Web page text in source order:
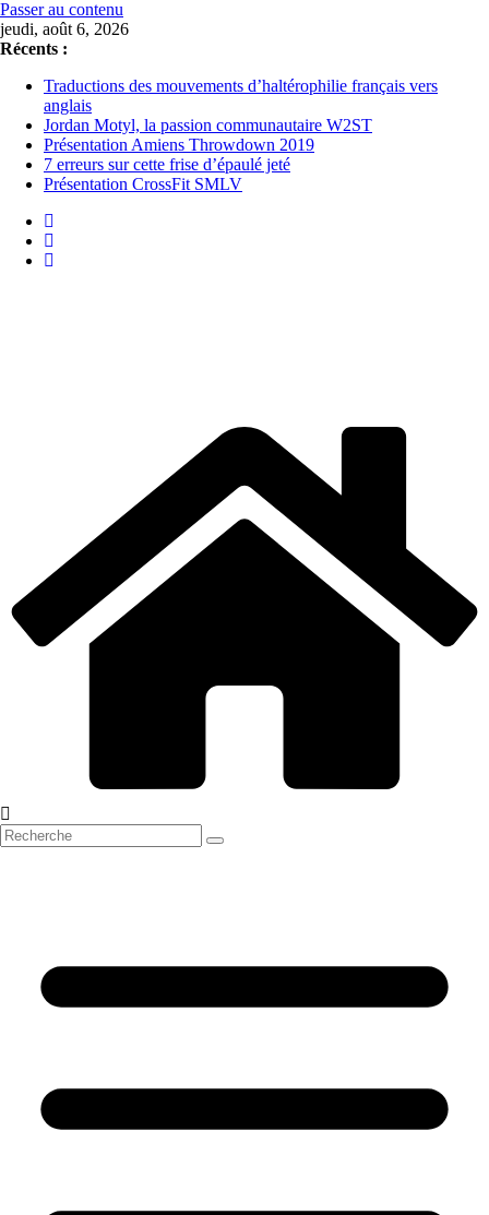
Passer au contenu
jeudi, août 6, 2026
Récents :
Traductions des mouvements d’haltérophilie français vers
anglais
Jordan Motyl, la passion communautaire W2ST
Présentation Amiens Throwdown 2019
7 erreurs sur cette frise d’épaulé jeté
Présentation CrossFit SMLV